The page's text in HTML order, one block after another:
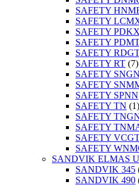
SAFETY
SAFETY
SAFETY PDKX
SAFETY
SAFETY
SAFETY RT (7)
SAFETY SNGN
SAFETY
SAFETY SPNN
SAFETY TN (1)
SAFETY
SAFETY
SAFETY
SAFETY
SANDVIK ELMAS
SANDVIK 345
SANDVIK 490